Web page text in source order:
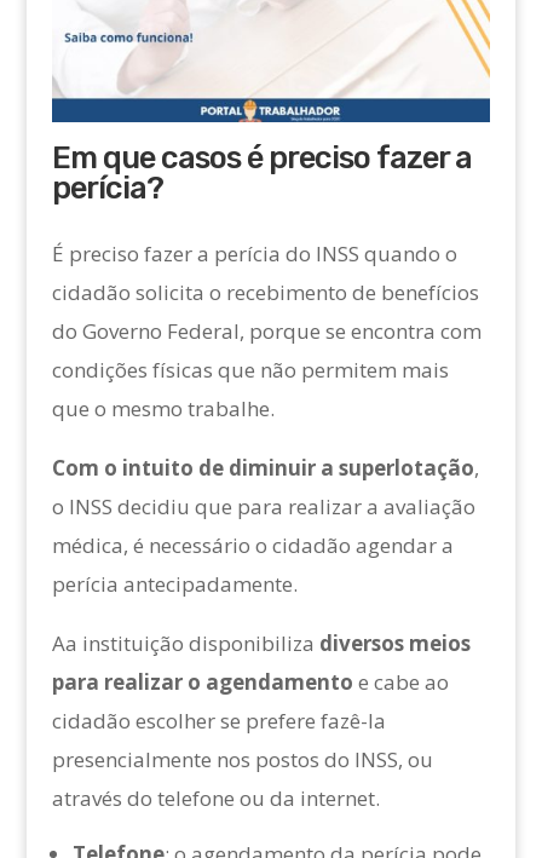
Em que casos é preciso fazer a
perícia?
É preciso fazer a perícia do INSS quando o
cidadão solicita o recebimento de benefícios
do Governo Federal, porque se encontra com
condições físicas que não permitem mais
que o mesmo trabalhe.
Com o intuito de diminuir a superlotação,
o INSS decidiu que para realizar a avaliação
médica, é necessário o cidadão agendar a
perícia antecipadamente.
Aa instituição disponibiliza diversos meios
para realizar o agendamento e cabe ao
cidadão escolher se prefere fazê-la
presencialmente nos postos do INSS, ou
através do telefone ou da internet.